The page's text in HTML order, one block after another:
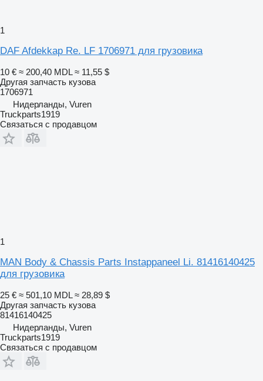
1
DAF Afdekkap Re. LF 1706971 для грузовика
10 € ≈ 200,40 MDL ≈ 11,55 $
Другая запчасть кузова
1706971
Нидерланды, Vuren
Truckparts1919
Связаться с продавцом
1
MAN Body & Chassis Parts Instappaneel Li. 81416140425
для грузовика
25 € ≈ 501,10 MDL ≈ 28,89 $
Другая запчасть кузова
81416140425
Нидерланды, Vuren
Truckparts1919
Связаться с продавцом